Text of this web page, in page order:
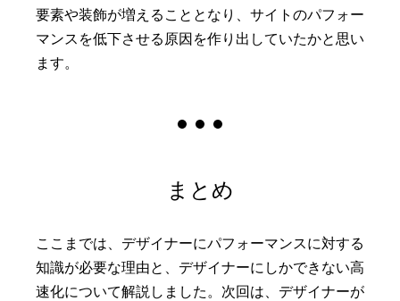
要素や装飾が増えることとなり、サイトのパフォー
マンスを低下させる原因を作り出していたかと思い
ます。
まとめ
ここまでは、デザイナーにパフォーマンスに対する
知識が必要な理由と、デザイナーにしかできない高
速化について解説しました。次回は、デザイナーが